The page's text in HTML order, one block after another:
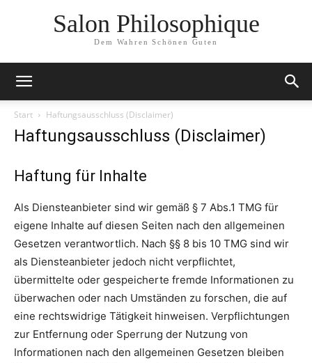
Salon Philosophique
Dem Wahren Schönen Guten
Start Haftungsausschluss (Disclaimer)
Haftungsausschluss (Disclaimer)
Haftung für Inhalte
Als Diensteanbieter sind wir gemäß § 7 Abs.1 TMG für
eigene Inhalte auf diesen Seiten nach den allgemeinen
Gesetzen verantwortlich. Nach §§ 8 bis 10 TMG sind wir
als Diensteanbieter jedoch nicht verpflichtet,
übermittelte oder gespeicherte fremde Informationen zu
überwachen oder nach Umständen zu forschen, die auf
eine rechtswidrige Tätigkeit hinweisen. Verpflichtungen
zur Entfernung oder Sperrung der Nutzung von
Informationen nach den allgemeinen Gesetzen bleiben